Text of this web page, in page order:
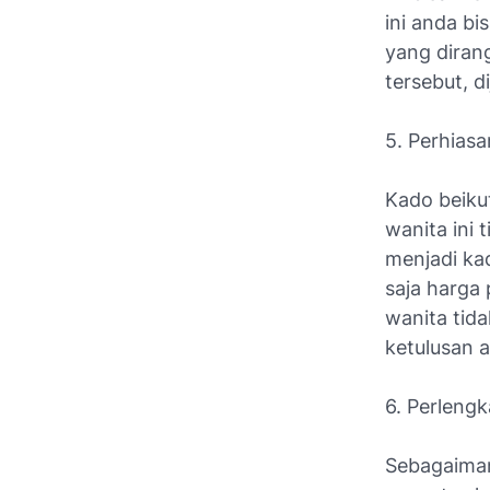
ini anda
yang
tersebut,
5.
Kado
wanita ini
menjadi
saja harga
wanita
ketulusan
6.